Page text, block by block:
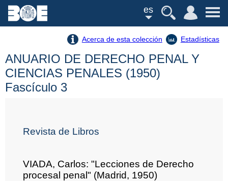
es
Acerca de esta colección Estadísticas
ANUARIO DE DERECHO PENAL Y
CIENCIAS PENALES (1950)
Fascículo 3
Revista de Libros
VIADA, Carlos: "Lecciones de Derecho
procesal penal" (Madrid, 1950)